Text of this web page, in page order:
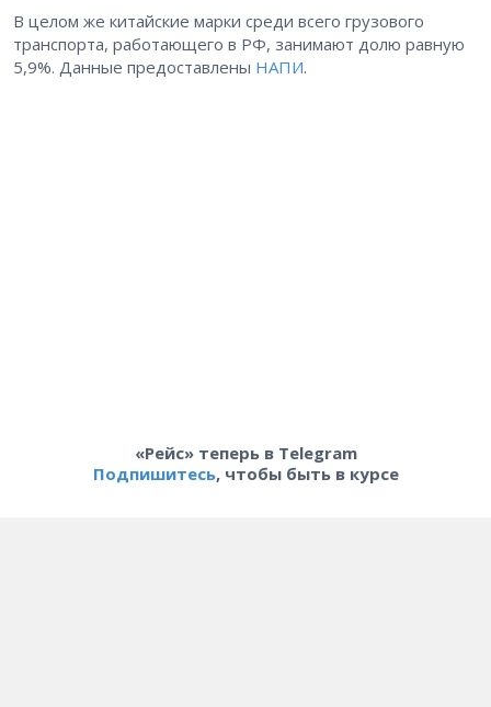
В целом же китайские марки среди всего грузового
транспорта, работающего в РФ, занимают долю равную
5,9%. Данные предоставлены НАПИ.
«Рейс» теперь в Telegram
Подпишитесь, чтобы быть в курсе